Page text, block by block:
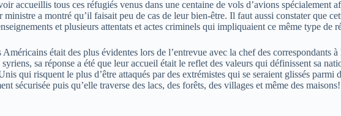
accueillis tous ces réfugiés venus dans une centaine de vols d’avions spécialement
a montré qu’il faisait peu de cas de leur bien-être. Il faut aussi constater que
et plusieurs attentats et actes criminels qui impliquaient ce même type de
était des plus évidentes lors de l’entrevue avec la chef des
sa réponse a été que leur accueil était le reflet des valeurs qui définissent sa
qui risquent le plus d’être attaqués par des extrémistes qui se seraient glissés
sécurisée puis qu’elle traverse des lacs, des forêts, des villages et même des